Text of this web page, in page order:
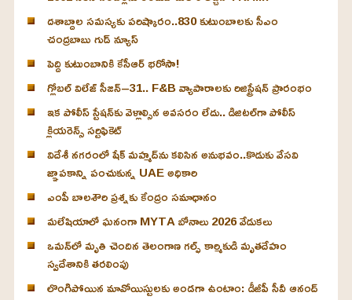
దశాబ్దాల సమస్యకు పరిష్కారం..830 కుటుంబాలకు సీఎం
చంద్రబాబు గుడ్ న్యూస్
పెద్ది కుటుంబానికి కేసీఆర్ భరోసా!
గ్లోబల్ విలేజ్ సీజన్–31.. F&B వ్యాపారాలకు రిజిస్ట్రేషన్ ప్రారంభం
ఇక పోలీస్ స్టేషన్‌కు వెళ్లాల్సిన అవసరం లేదు.. డిజిటల్‌గా పోలీస్
క్లియరెన్స్ సర్టిఫికెట్
విదేశీ నగరంలో షేక్ మహ్మద్‌ను కలిసిన అనుభవం..కొడుకు వేసవి
జ్ఞాపకాన్ని పంచుకున్న UAE అధికారి
ఎంపీ బాలశౌరి ప్రశ్నకు కేంద్రం సమాధానం
మలేషియాలో ఘనంగా MYTA బోనాలు 2026 వేడుకలు
ఒమన్‌లో మృతి చెందిన తెలంగాణ గల్ఫ్ కార్మికుడి మృతదేహం
స్వదేశానికి తరలింపు
లొంగిపోయిన మావోయిస్టులకు అండగా ఉంటాం: డీజీపీ సీవీ ఆనంద్